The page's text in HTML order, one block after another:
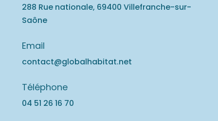
288 Rue nationale, 69400 Villefranche-sur-
Saône
Email
contact@globalhabitat.net
Téléphone
04 51 26 16 70